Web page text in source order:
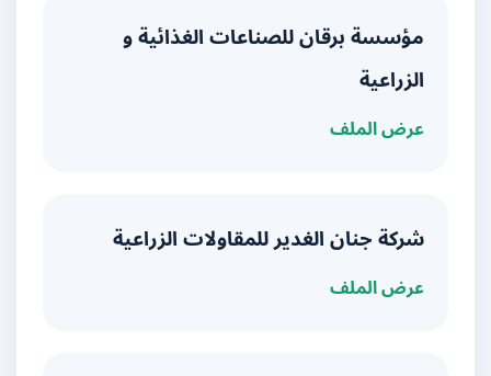
مؤسسة برقان للصناعات الغذائية و
الزراعية
عرض الملف
شركة جنان الغدير للمقاولات الزراعية
عرض الملف